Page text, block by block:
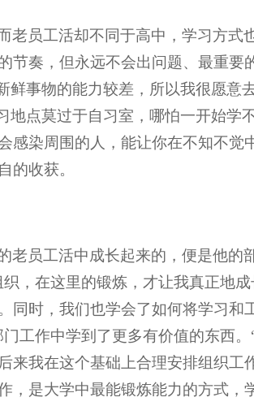
员工活却不同于高中，学习方式
节奏，但永远不会出问题、最重要
事物的能力较差，所以我很愿意
地点莫过于自习室，哪怕一开始学
染周围的人，能让你在不知不觉
的收获。
员工活中成长起来的，便是他的
，在这里的锻炼，才让我真正地
时，我们也学会了如何将学习和
工作中学到了更多有价值的东西
我在这个基础上合理安排组织工
，是大学中最能锻炼能力的方式，